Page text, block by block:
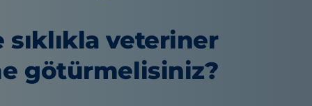
veteriner
götürmelisiniz?